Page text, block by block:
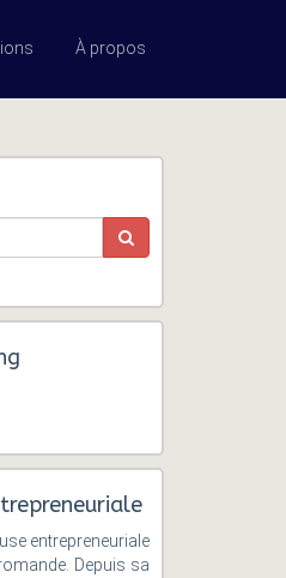
À propos
entrepreneuriale
Depuis sa